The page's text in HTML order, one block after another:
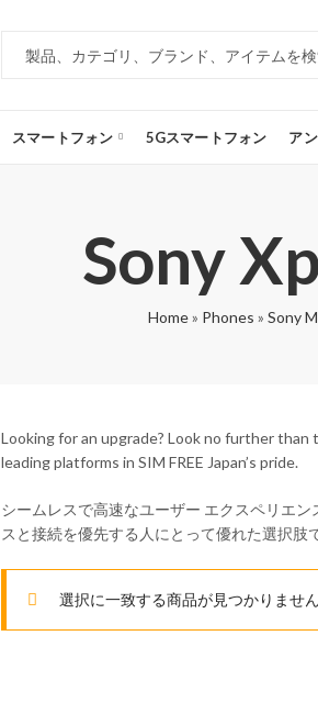
スマートフォン 5Gスマートフォン ア
Sony
Home» Phones » Sony
Looking for an upgrade? Look no further than
leading platforms in SIM FREE Japan’s pride.
シームレスで高速なユーザー エクスペリエ
スと接続を優先する人にとって優れた選択肢
選択に一致する商品が見つかりません